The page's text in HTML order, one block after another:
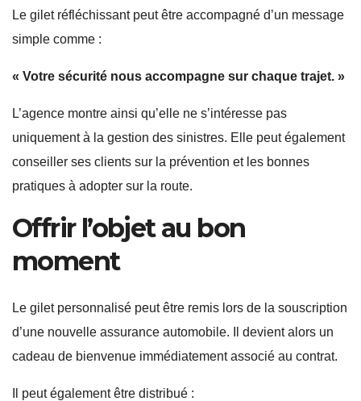
Le gilet réfléchissant peut être accompagné d’un message
simple comme :
« Votre sécurité nous accompagne sur chaque trajet. »
L’agence montre ainsi qu’elle ne s’intéresse pas
uniquement à la gestion des sinistres. Elle peut également
conseiller ses clients sur la prévention et les bonnes
pratiques à adopter sur la route.
Offrir l’objet au bon
moment
Le gilet personnalisé peut être remis lors de la souscription
d’une nouvelle assurance automobile. Il devient alors un
cadeau de bienvenue immédiatement associé au contrat.
Il peut également être distribué :